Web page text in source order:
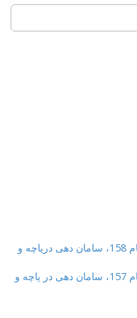
آموزش گام به گام متره بر آورد، گام 158، سامان دهی دریاچه و
آموزش گام به گام متره بر آورد، گام 157، سامان دهی در یاچه و